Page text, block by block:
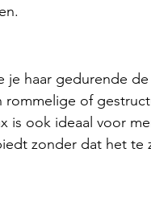
je haar gedurende
rommelige of
is ook ideaal voor
zonder dat het te